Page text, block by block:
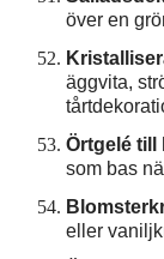
över en
äggvita,
Örtgelé till
som bas
eller